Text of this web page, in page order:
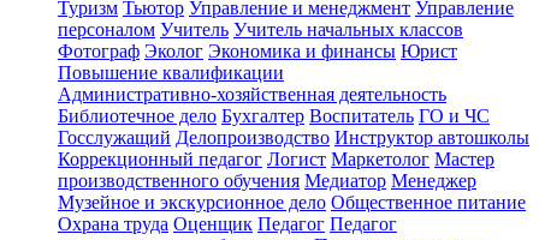
Туризм Тьютор Управление и менеджмент Управление
персоналом Учитель Учитель начальных классов
Фотограф Эколог Экономика и финансы Юрист
Повышение квалификации
Административно-хозяйственная деятельность
Библиотечное дело Бухгалтер Воспитатель ГО и ЧС
Госслужащий Делопроизводство Инструктор автошколы
Коррекционный педагог Логист Маркетолог Мастер
производственного обучения Медиатор Менеджер
Музейное и экскурсионное дело Общественное питание
Охрана труда Оценщик Педагог Педагог